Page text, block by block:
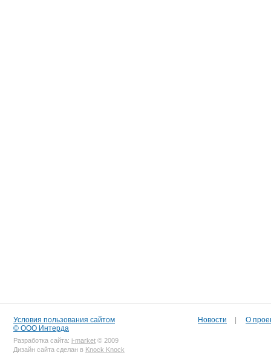
Условия пользования сайтом
© ООО Интерда
Разработка сайта: i-market © 2009
Дизайн сайта сделан в Knock Knock
Новости О